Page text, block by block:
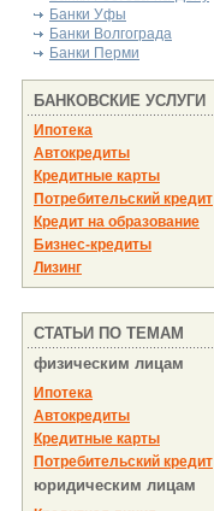
Банки Уфы
Банки Волгограда
Банки Перми
БАНКОВСКИЕ УСЛУГИ
Ипотека
Автокредиты
Кредитные карты
Потребительский кредит
Кредит на образование
Бизнес-кредиты
Лизинг
СТАТЬИ ПО ТЕМАМ
физическим лицам
Ипотека
Автокредиты
Кредитные карты
Потребительский кредит
юридическим лицам